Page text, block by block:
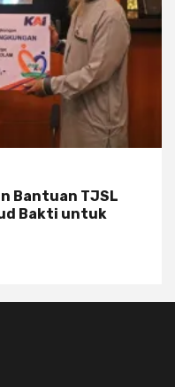
Bantuan TJSL
Bakti untuk